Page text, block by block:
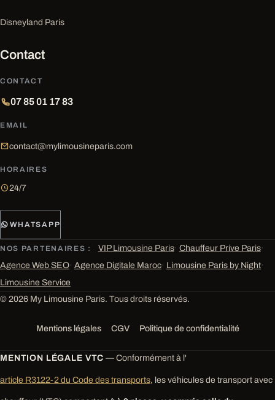
Disneyland Paris
Contact
CONTACT
07 85 01 17 83
EMAIL
contact@mylimousineparis.com
HORAIRES
24/7
WHATSAPP
NOS PARTENAIRES : VIP Limousine Paris· Chauffeur Prive Paris·
Agence Web SEO· Agence Digitale Maroc· Limousine Paris by Night·
Limousine Service
© 2026 My Limousine Paris. Tous droits réservés.
Mentions légales CGV Politique de confidentialité
MENTION LÉGALE VTC — Conformément à l'
article R3122-2 du Code des transports, les véhicules de transport avec